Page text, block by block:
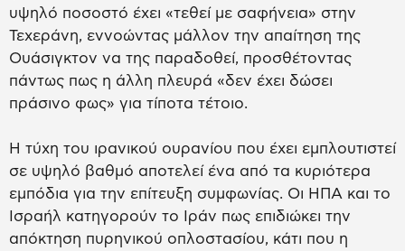
υψηλό ποσοστό έχει «τεθεί με σαφήνεια» στην
Τεχεράνη, εννοώντας μάλλον την απαίτηση της
Ουάσιγκτον να της παραδοθεί, προσθέτοντας
πάντως πως η άλλη πλευρά «δεν έχει δώσει
πράσινο φως» για τίποτα τέτοιο.
Η τύχη του ιρανικού ουρανίου που έχει εμπλουτιστεί
σε υψηλό βαθμό αποτελεί ένα από τα κυριότερα
εμπόδια για την επίτευξη συμφωνίας. Οι ΗΠΑ και το
Ισραήλ κατηγορούν το Ιράν πως επιδιώκει την
απόκτηση πυρηνικού οπλοστασίου, κάτι που η